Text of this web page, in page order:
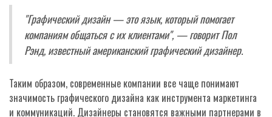
"Графический дизайн — это язык, который помогает
компаниям общаться с их клиентами", — говорит Пол
Рэнд, известный американский графический дизайнер.
Таким образом, современные компании все чаще понимают
значимость графического дизайна как инструмента маркетинга
и коммуникаций. Дизайнеры становятся важными партнерами в